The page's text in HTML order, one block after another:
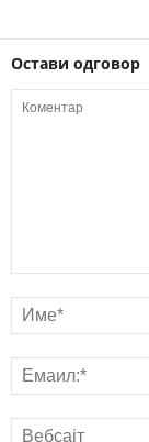
Остави одговор